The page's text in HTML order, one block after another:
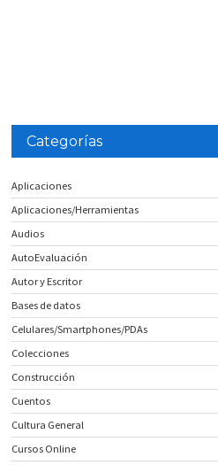
Categorías
Aplicaciones
Aplicaciones/Herramientas
Audios
AutoEvaluación
Autor y Escritor
Bases de datos
Celulares/Smartphones/PDAs
Colecciones
Construcción
Cuentos
Cultura General
Cursos Online